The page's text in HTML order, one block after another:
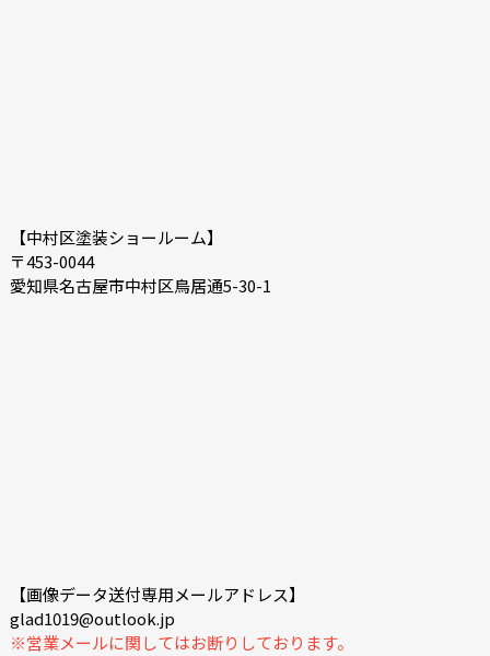
【中村区塗装ショールーム】
〒453-0044
愛知県名古屋市中村区鳥居通5-30-1
【画像データ送付専用メールアドレス】
glad1019@outlook.jp
※営業メールに関してはお断りしております。